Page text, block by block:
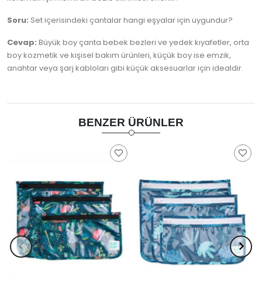
Soru: Set içerisindeki çantalar hangi eşyalar için uygundur?
Cevap: Büyük boy çanta bebek bezleri ve yedek kıyafetler, orta
boy kozmetik ve kişisel bakım ürünleri, küçük boy ise emzik,
anahtar veya şarj kabloları gibi küçük aksesuarlar için idealdir.
BENZER ÜRÜNLER